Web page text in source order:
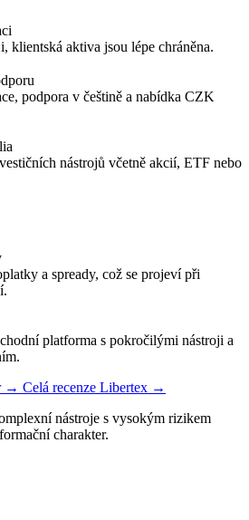
klientská aktiva jsou lépe chráněna.
podpora v češtině a nabídka CZK
nástrojů včetně akcií, ETF nebo
a spready, což se projeví při
platforma s pokročilými nástroji a
→ Celá recenze Libertex →
nástroje s vysokým rizikem
charakter.